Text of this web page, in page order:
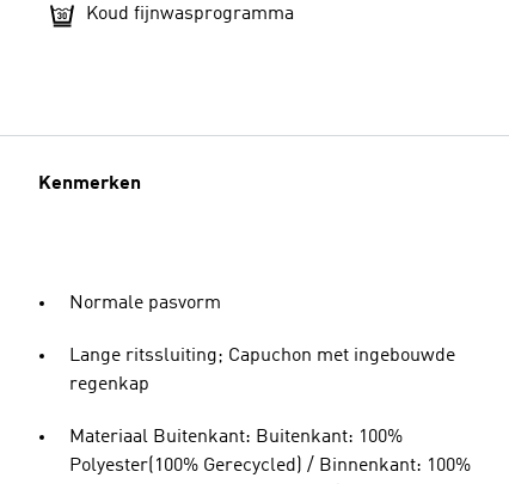
Koud fijnwasprogramma
Kenmerken
Normale pasvorm
Lange ritssluiting; Capuchon met ingebouwde
regenkap
Materiaal Buitenkant: Buitenkant: 100%
Polyester(100% Gerecycled) / Binnenkant: 100%